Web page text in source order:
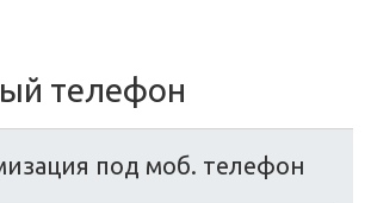
телефон
под моб. телефон